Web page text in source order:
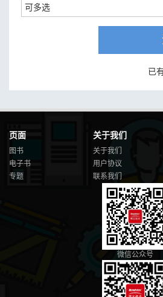
已
页面
图书
电子书
专题
关于我们
关于我们
用户协议
联系我们
微信公众号